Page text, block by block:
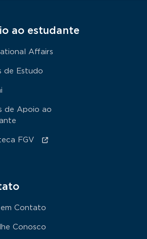
ao estudante
Affairs
de Estudo
de Apoio ao
FGV
Contato
Conosco